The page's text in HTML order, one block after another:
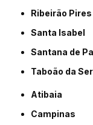
Ribeirão Pires
Santa Isabel
Santana de
Taboão da
Atibaia
Campinas